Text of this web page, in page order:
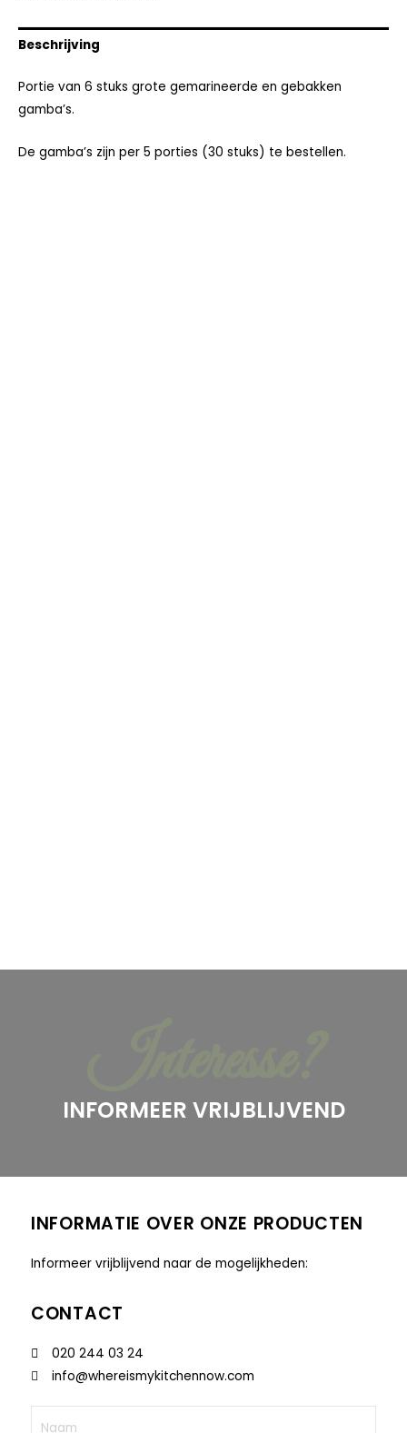
Beschrijving
Portie van 6 stuks grote gemarineerde en gebakken
gamba’s.
De gamba’s zijn per 5 porties (30 stuks) te bestellen.
INFORMEER VRIJBLIJVEND
INFORMATIE OVER ONZE PRODUCTEN
Informeer vrijblijvend naar de mogelijkheden:
CONTACT
020 244 03 24
info@whereismykitchennow.com